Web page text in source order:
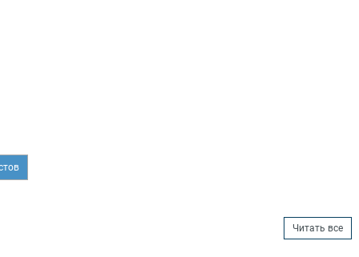
Читать все